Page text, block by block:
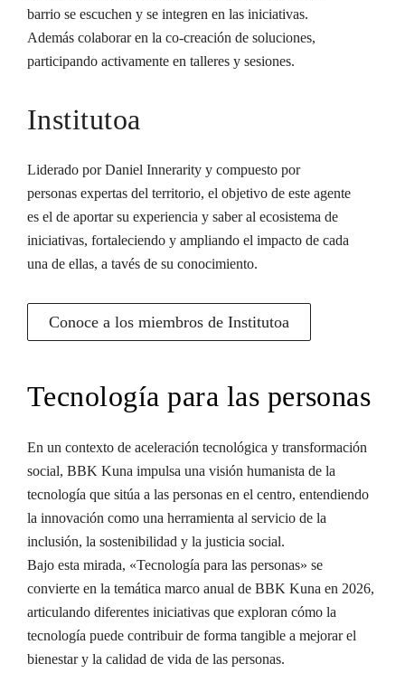
barrio se escuchen y se integren en las iniciativas.
Además colaborar en la co-creación de soluciones,
participando activamente en talleres y sesiones.
Institutoa
Liderado por Daniel Innerarity y compuesto por
personas expertas del territorio, el objetivo de este agente
es el de aportar su experiencia y saber al ecosistema de
iniciativas, fortaleciendo y ampliando el impacto de cada
una de ellas, a tavés de su conocimiento.
Conoce a los miembros de Institutoa
Tecnología para las personas
En un contexto de aceleración tecnológica y transformación
social, BBK Kuna impulsa una visión humanista de la
tecnología que sitúa a las personas en el centro, entendiendo
la innovación como una herramienta al servicio de la
inclusión, la sostenibilidad y la justicia social.
Bajo esta mirada, «Tecnología para las personas» se
convierte en la temática marco anual de BBK Kuna en 2026,
articulando diferentes iniciativas que exploran cómo la
tecnología puede contribuir de forma tangible a mejorar el
bienestar y la calidad de vida de las personas.